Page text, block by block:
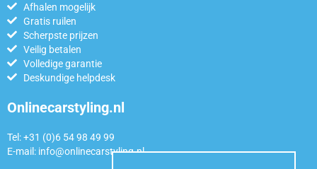
Afhalen mogelijk
Gratis ruilen
Scherpste prijzen
Veilig betalen
Volledige garantie
Deskundige helpdesk
Onlinecarstyling.nl
Tel: +31 (0)6 54 98 49 99
E-mail: info@onlinecarstyling.nl